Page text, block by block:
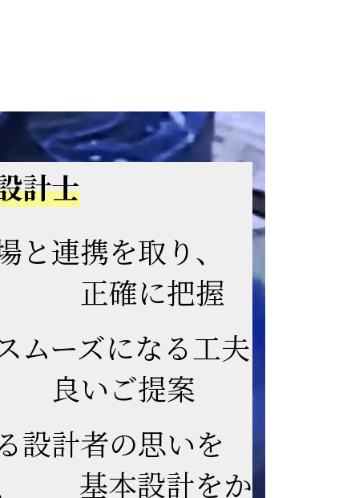
計士
と連携を取り、
正確に把握
ムーズになる工夫
いご提案
設計者の思いを
基本設計をか